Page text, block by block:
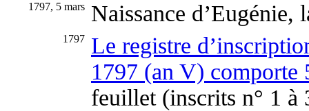
1797, 5 mars Naissance
1797 Le registre
1797 (an V) comporte
feuillet (inscrits n° 1 à